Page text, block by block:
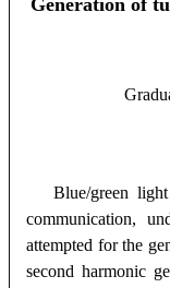
Generation of
Blue/green
communication,
attempted for the
second harmonic